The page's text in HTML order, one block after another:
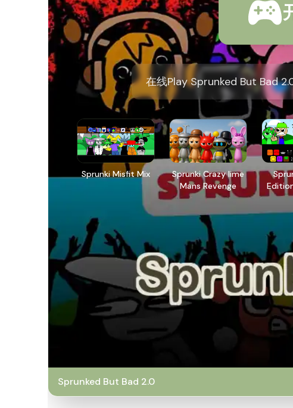
在线Play Sprunked But Bad
Sprunki Misfit Mix
Sprunki Crazy lime
Mans Revenge
Sprunked But Bad 2.0